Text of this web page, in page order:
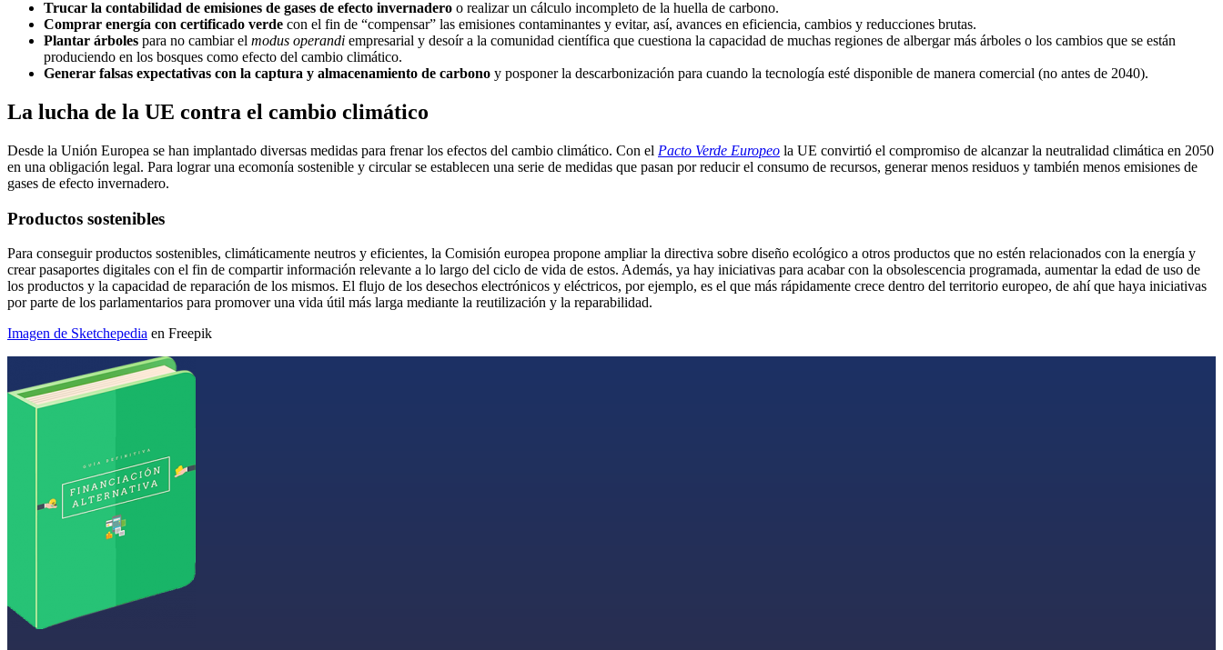
Trucar la contabilidad de emisiones de gases de efecto invernadero o realizar un cálculo incompleto de la huella de carbono.
Comprar energía con certificado verde con el fin de “compensar” las emisiones contaminantes y evitar, así, avances en eficiencia, cambios y reducciones brutas.
Plantar árboles para no cambiar el modus operandi empresarial y desoír a la comunidad científica que cuestiona la capacidad de muchas regiones de albergar más árboles o los cambios que se están
produciendo en los bosques como efecto del cambio climático.
Generar falsas expectativas con la captura y almacenamiento de carbono y posponer la descarbonización para cuando la tecnología esté disponible de manera comercial (no antes de 2040).
La lucha de la UE contra el cambio climático
Desde la Unión Europea se han implantado diversas medidas para frenar los efectos del cambio climático. Con el Pacto Verde Europeo la UE convirtió el compromiso de alcanzar la neutralidad climática en 2050
en una obligación legal. Para lograr una ecomonía sostenible y circular se establecen una serie de medidas que pasan por reducir el consumo de recursos, generar menos residuos y también menos emisiones de
gases de efecto invernadero.
Productos sostenibles
Para conseguir productos sostenibles, climáticamente neutros y eficientes, la Comisión europea propone ampliar la directiva sobre diseño ecológico a otros productos que no estén relacionados con la energía y
crear pasaportes digitales con el fin de compartir información relevante a lo largo del ciclo de vida de estos. Además, ya hay iniciativas para acabar con la obsolescencia programada, aumentar la edad de uso de
los productos y la capacidad de reparación de los mismos. El flujo de los desechos electrónicos y eléctricos, por ejemplo, es el que más rápidamente crece dentro del territorio europeo, de ahí que haya iniciativas
por parte de los parlamentarios para promover una vida útil más larga mediante la reutilización y la reparabilidad.
Imagen de Sketchepedia en Freepik